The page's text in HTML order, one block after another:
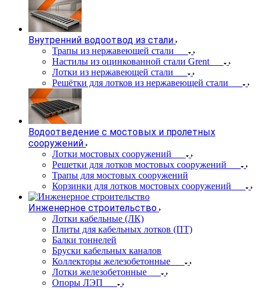
Внутренний водоотвод из стали
Трапы из нержавеющей стали
Настилы из оцинкованной стали Grent
Лотки из нержавеющей стали
Решётки для лотков из нержавеющей стали
Водоотведение с мостовых и пролетных
сооружений
Лотки мостовых сооружений
Решетки для лотков мостовых сооружений
Трапы для мостовых сооружений
Корзинки для лотков мостовых сооружений
Инженерное строительство
Лотки кабельные (ЛК)
Плиты для кабельных лотков (ПТ)
Балки тоннелей
Бруски кабельных каналов
Коллекторы железобетонные
Лотки железобетонные
Опоры ЛЭП